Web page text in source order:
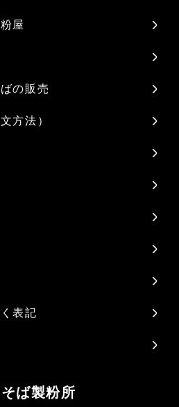
屋
の販売
方法）
表記
ば製粉所